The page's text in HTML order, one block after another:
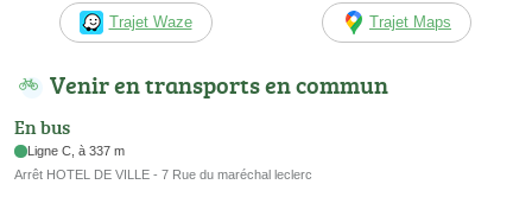
Trajet Waze Trajet Maps
Venir en transports en commun
En bus
Ligne C, à 337 m
Arrêt HOTEL DE VILLE - 7 Rue du maréchal leclerc